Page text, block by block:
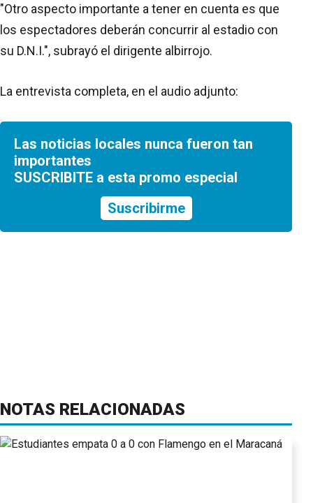
"Otro aspecto importante a tener en cuenta es que
los espectadores deberán concurrir al estadio con
su D.N.I.", subrayó el dirigente albirrojo.
La entrevista completa, en el audio adjunto:
Las noticias locales nunca fueron tan
importantes
SUSCRIBITE a esta promo especial
Suscribirme
NOTAS RELACIONADAS